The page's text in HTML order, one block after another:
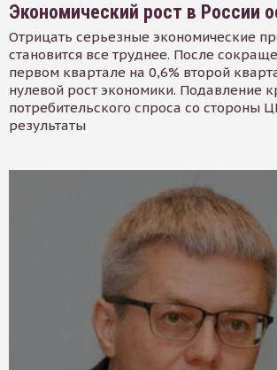
Экономический рост в России
Отрицать серьезные экономические
становится все труднее. После
первом квартале на 0,6% второй
нулевой рост экономики. Подавление
потребительского спроса со стороны
результаты